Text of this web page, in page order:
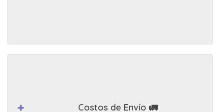
Costos de Envío 🚛